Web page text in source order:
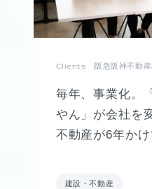
Clients 阪急阪神不動
毎年、事業化。
やん」が会社を
不動産が6年か
建設・不動産